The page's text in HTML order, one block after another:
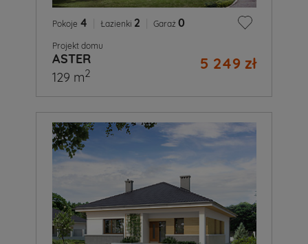
Pokoje 4 Łazienki 2 Garaż 0
Projekt domu
ASTER 5 249 zł
129 m2